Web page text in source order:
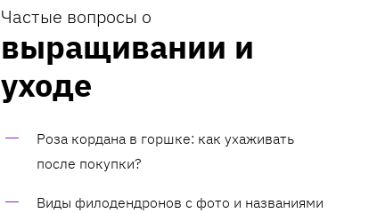
Частые вопросы о
выращивании и
уходе
Роза кордана в горшке: как ухаживать
после покупки?
Виды филодендронов с фото и названиями